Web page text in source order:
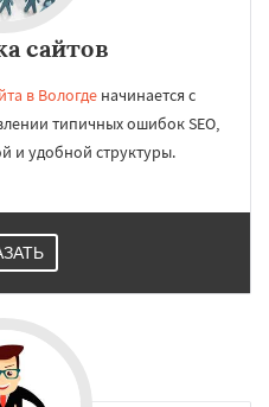
сайтов
в Вологденачинается с
типичных ошибок SEO,
и удобной структуры.